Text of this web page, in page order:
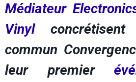
Médiateur
Vinylconcrétisent
commun
leur premier